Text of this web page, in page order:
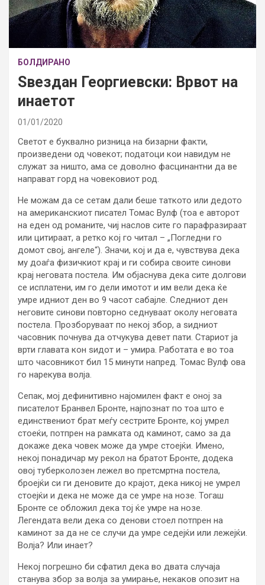
БОЛДИРАНО
Ѕвездан Георгиевски: Врвот на
инаетот
01/01/2020
Светот е буквално ризница на бизарни факти,
произведени од човекот; податоци кои навидум не
служат за ништо, ама се доволно фасцинантни да ве
направат горд на човековиот род.
Не можам да се сетам дали беше таткото или дедото
на американскиот писател Томас Вулф (тоа е авторот
на еден од романите, чиј наслов сите го парафразираат
или цитираат, а ретко кој го читал – „Погледни го
домот свој, ангеле“). Значи, кој и да е, чувствува дека
му доаѓа физичкиот крај и ги собира своите синови
крај неговата постела. Им објаснува дека сите долгови
се исплатени, им го дели имотот и им вели дека ќе
умре идниот ден во 9 часот сабајле. Следниот ден
неговите синови повторно седнуваат околу неговата
постела. Прозборуваат по некој збор, а ѕидниот
часовник почнува да отчукува девет пати. Стариот ја
врти главата кон ѕидот и – умира. Работата е во тоа
што часовникот бил 15 минути напред. Томас Вулф ова
го нарекува волја.
Сепак, мој дефинитивно најомилен факт е оној за
писателот Бранвел Бронте, најпознат по тоа што е
единствениот брат меѓу сестрите Бронте, кој умрел
стоеќи, потпрен на рамката од каминот, само за да
докаже дека човек може да умре стоејќи. Имено,
некој понадичар му рекол на братот Бронте, додека
овој туберколозен лежел во претсмртна постела,
броејќи си ги деновите до крајот, дека никој не умрел
стоејќи и дека не може да се умре на нозе. Тогаш
Бронте се обложил дека тој ќе умре на нозе.
Легендата вели дека со денови стоел потпрен на
каминот за да не се случи да умре седејќи или лежејќи.
Волја? Или инает?
Некој погрешно би сфатил дека во двата случаја
станува збор за волја за умирање, некаков опозит на